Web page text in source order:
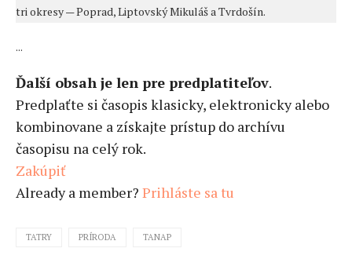
tri okresy — Poprad, Liptovský Mikuláš a Tvrdošín.
...
Ďalší obsah je len pre predplatiteľov.
Predplaťte si časopis klasicky, elektronicky alebo
kombinovane a získajte prístup do archívu
časopisu na celý rok.
Zakúpiť
Already a member? Prihláste sa tu
TATRY PRÍRODA TANAP